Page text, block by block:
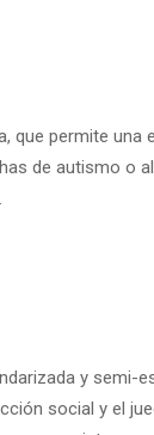
que permite una
de autismo o
y semi-
social y el